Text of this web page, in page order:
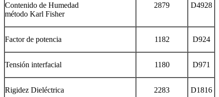
Contenido de Humedad
método Karl Fisher
2879 D4928
Factor de potencia 1182 D924
Tensión interfacial 1180 D971
Rigidez Dieléctrica 2283 D1816